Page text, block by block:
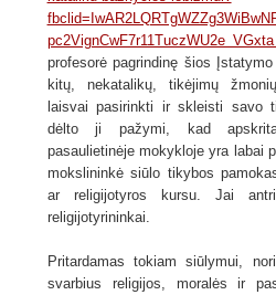
pc2VignCwF7r11TuczWU2e
profesorė pagrindinę šios
kitų, nekatalikų, tikėjimų
laisvai pasirinkti ir skleisti savo
dėlto ji pažymi, kad
pasaulietinėje mokykloje yra labai
mokslininkė siūlo tikybos
ar religijotyros kursu. Jai
religijotyrininkai.
Pritardamas tokiam siūlymui,
svarbius religijos, moralės ir